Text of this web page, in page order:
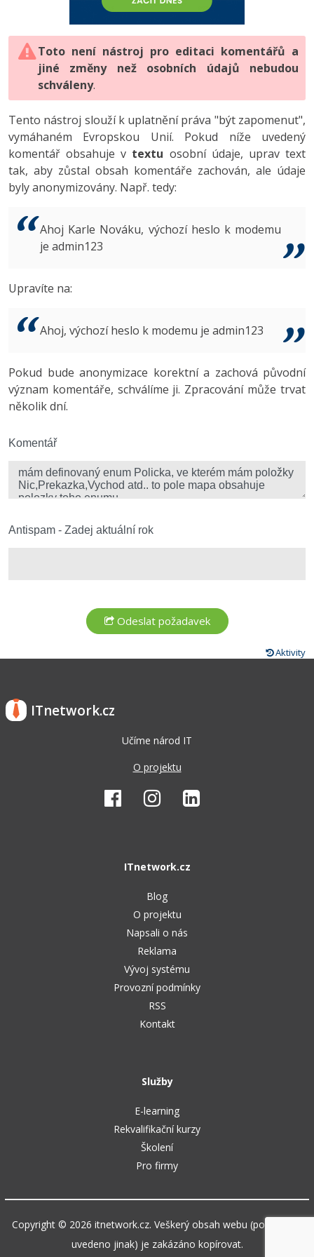
HTML5, CSS3, Bootstrap, SEO
SQL a databáze
Testování a verzování
UML a návrhové vzory
React
Spring
ASP.NET MVC
Best practices
PHP
JavaScript
Python
HTML / CSS
UML a návrhové vzory
MySQL/MariaDB
MS-SQL
Vývojář mobilních aplikací
C# Game developer
Tester
Systémový administrátor
3D grafik
Copywriter
WordPress specialista
-80%
JavaScript -80%
PHP -80%
Swift -80%
Kotlin -80%
VB.NET
Algoritmy -41%
Umělá inteligence (AI) -10%
Fórum
Digitální gramotnost
Marketing
WordPress
SEO
UX
Business
Copywriting
Windows
Kybernetická bezpečnost
-80%
Adobe Illustrator -80%
Adobe Lightroom
Adobe XD
Adobe InDesign -25%
Adobe After Effects
Inkscape
Fórum
Toto není nástroj pro editaci komentářů a
jiné změny než osobních údajů nebudou
schváleny.
Tento nástroj slouží k uplatnění práva "být zapomenut",
vymáhaném Evropskou Unií. Pokud níže uvedený
komentář obsahuje v textu osobní údaje, uprav text
tak, aby zůstal obsah komentáře zachován, ale údaje
byly anonymizovány. Např. tedy:
Ahoj Karle Nováku, výchozí heslo k modemu
je admin123
Upravíte na:
Ahoj, výchozí heslo k modemu je admin123
Pokud bude anonymizace korektní a zachová původní
význam komentáře, schválíme ji. Zpracování může trvat
několik dní.
Komentář
Antispam - Zadej aktuální rok
Aktivity
ITnetwork.cz
Učíme národ IT
O projektu
ITnetwork.cz
Blog
O projektu
Napsali o nás
Reklama
Vývoj systému
Provozní podmínky
RSS
Kontakt
Služby
E-learning
Rekvalifikační kurzy
Školení
Pro firmy
Copyright © 2026 itnetwork.cz. Veškerý obsah webu (pokud není
uvedeno jinak) je zakázáno kopírovat.